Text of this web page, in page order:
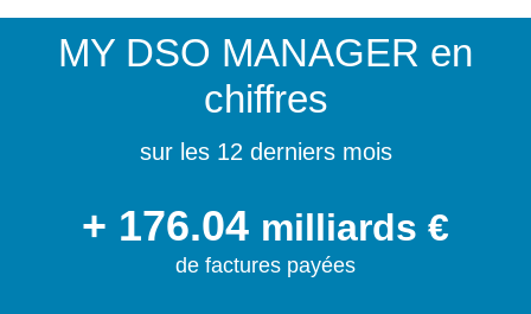
MY DSO MANAGER en
chiffres
sur les 12 derniers mois
+ 176.04 milliards €
de factures payées